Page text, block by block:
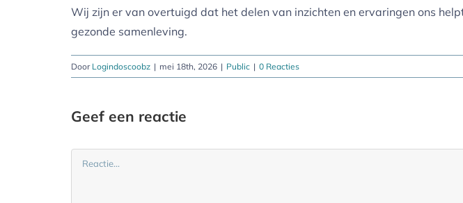
Wij zijn er van overtuigd dat het delen van inzichten en ervaringen ons
gezonde samenleving.
Door Logindoscoobz | mei 18th, 2026 | Public | 0 Reacties
Geef een reactie
Reactie